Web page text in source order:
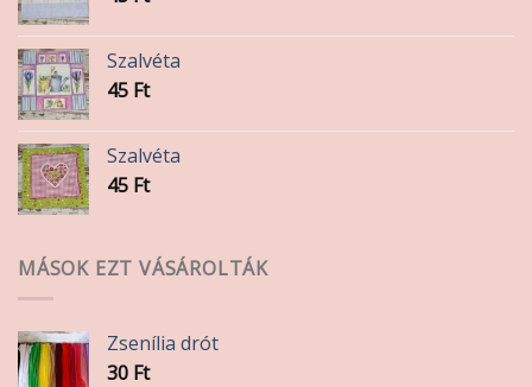
Szalvéta
45 Ft
Szalvéta
45 Ft
MÁSOK EZT VÁSÁROLTÁK
Zsenília drót
30 Ft